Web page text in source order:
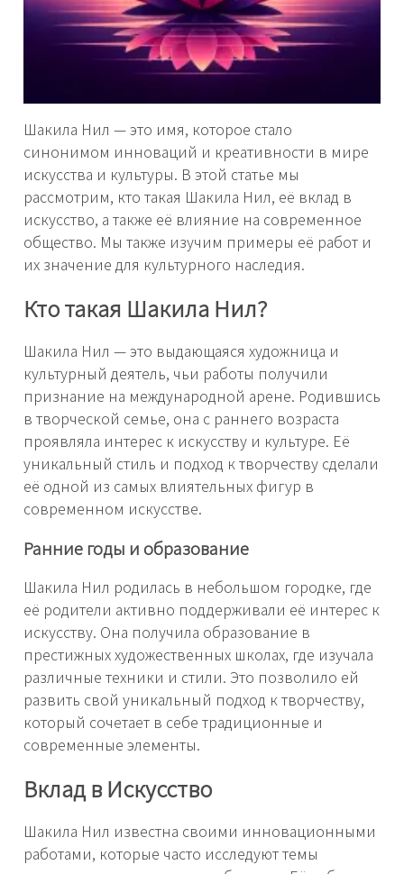
Шакила Нил — это имя, которое стало
синонимом инноваций и креативности в мире
искусства и культуры. В этой статье мы
рассмотрим, кто такая Шакила Нил, её вклад в
искусство, а также её влияние на современное
общество. Мы также изучим примеры её работ и
их значение для культурного наследия.
Кто такая Шакила Нил?
Шакила Нил — это выдающаяся художница и
культурный деятель, чьи работы получили
признание на международной арене. Родившись
в творческой семье, она с раннего возраста
проявляла интерес к искусству и культуре. Её
уникальный стиль и подход к творчеству сделали
её одной из самых влиятельных фигур в
современном искусстве.
Ранние годы и образование
Шакила Нил родилась в небольшом городке, где
её родители активно поддерживали её интерес к
искусству. Она получила образование в
престижных художественных школах, где изучала
различные техники и стили. Это позволило ей
развить свой уникальный подход к творчеству,
который сочетает в себе традиционные и
современные элементы.
Вклад в Искусство
Шакила Нил известна своими инновационными
работами, которые часто исследуют темы